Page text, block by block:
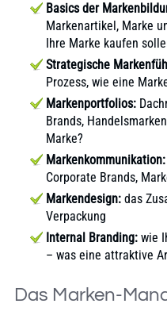
Basics der
Markenartikel, Marke
Ihre Marke kaufen
Strategische
Prozess, wie eine
Markenportfolios:
Brands,
Marke?
Markenkommunikation:
Corporate Brands,
Markendesign: das
Verpackung
Internal Branding: wie
– was eine attraktive
Das Marken-